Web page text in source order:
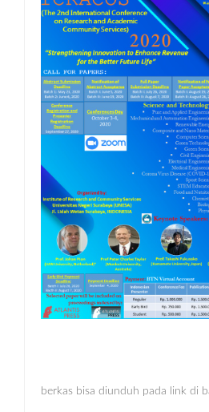
berkas bisa diunduh pada link di